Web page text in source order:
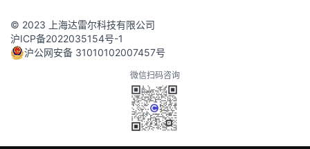
© 2023 上海达雷尔科技有限公司
沪ICP备2022035154号-1
沪公网安备 31010102007457号
微信扫码咨询